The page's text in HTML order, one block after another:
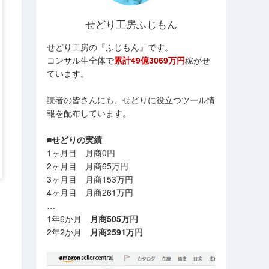
せどり工房ふじもん
せどり工房の『ふじもん』です。
コンサル生全体で累計49億3069万円稼がせ
ています。
読者の皆さんにも、せどりに役立つツール情
報を配布しています。
■せどりの実績
1ヶ月目 月商0円
2ヶ月目 月商65万円
3ヶ月目 月商153万円
4ヶ月目 月商261万円
…
1年6か月 月商505万円
2年2か月 月商2591万円